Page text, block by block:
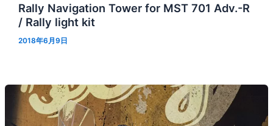
Rally Navigation Tower for MST 701 Adv.-R
/ Rally light kit
2018年6月9日